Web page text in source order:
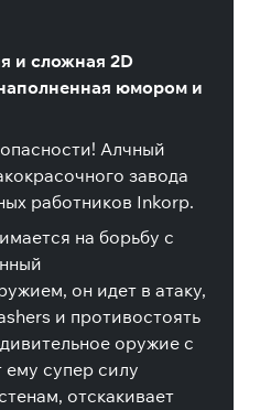
и сложная 2D
юмором и
Алчный
завода
работников Inkorp.
на борьбу с
он идет в атаку,
и противостоять
оружие с
ему супер силу
отскакивает